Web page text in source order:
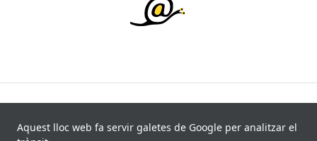
recollides de 840 fonts i 8.113 informants. Última
Aquest lloc web fa servir galetes de Google per analitzar el